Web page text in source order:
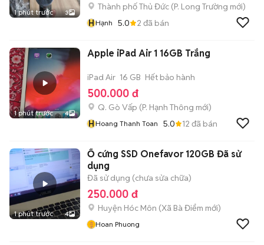
1 phút trước 3
Thành phố Thủ Đức (P. Long Trường mới)
HHạnh 5.0 2 đã bán
1 phút trước 4
Apple iPad Air 1 16GB Trắng
iPad Air 16 GB Hết bảo hành
500.000 đ
Q. Gò Vấp (P. Hạnh Thông mới)
HHoang Thanh Toan 5.0 12 đã bán
1 phút trước 4
Ổ cứng SSD Onefavor 120GB Đã sử
dụng
Đã sử dụng (chưa sửa chữa)
250.000 đ
Huyện Hóc Môn (Xã Bà Điểm mới)
Hoan Phuong